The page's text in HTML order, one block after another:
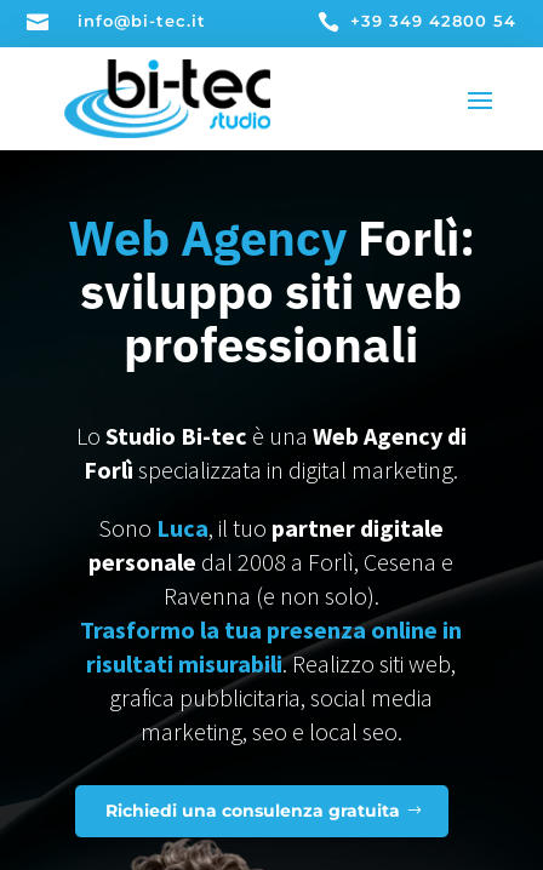
 info@bi-tec.it  +39 349 42800 54
Web Agency Forlì:
sviluppo siti web
professionali
Lo Studio Bi-tec è una Web Agency di
Forlì specializzata in digital marketing.
Sono Luca, il tuo partner digitale
personale dal 2008 a Forlì, Cesena e
Ravenna (e non solo).
Trasformo la tua presenza online in
risultati misurabili. Realizzo siti web,
grafica pubblicitaria, social media
marketing, seo e local seo.
Richiedi una consulenza gratuita